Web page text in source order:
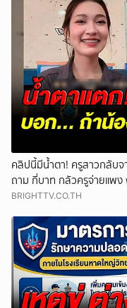
คลิปนี้มีน้ำตา! ครูสาวกลับจ
ถาม กี่บาท กลัวครูจ่ายแพง
BRIGHTTV.CO.TH